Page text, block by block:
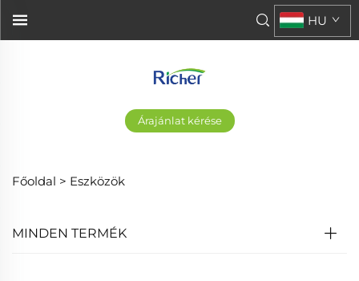
Árajánlat kérése
HU
Főoldal > Eszközök
MINDEN TERMÉK